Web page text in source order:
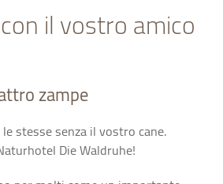
il vostro amico
zampe
stesse senza il vostro cane.
Die Waldruhe!